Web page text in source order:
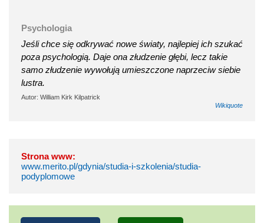
Psychologia
Jeśli chce się odkrywać nowe światy, najlepiej ich szukać
poza psychologią. Daje ona złudzenie głębi, lecz takie
samo złudzenie wywołują umieszczone naprzeciw siebie
lustra.
Autor: William Kirk Kilpatrick
Wikiquote
Strona www:
www.merito.pl/gdynia/studia-i-szkolenia/studia-
podyplomowe